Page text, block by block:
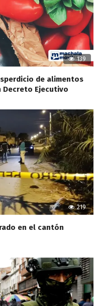
139
de alimentos
Decreto Ejecutivo
219
en el cantón